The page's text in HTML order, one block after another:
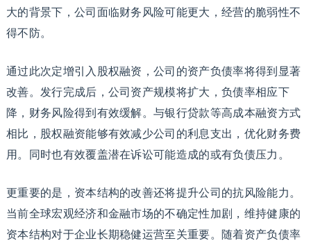
大的背景下，公司面临财务风险可能更大，经营的脆弱性不
得不防。
通过此次定增引入股权融资，公司的资产负债率将得到显著
改善。发行完成后，公司资产规模将扩大，负债率相应下
降，财务风险得到有效缓解。与银行贷款等高成本融资方式
相比，股权融资能够有效减少公司的利息支出，优化财务费
用。同时也有效覆盖潜在诉讼可能造成的或有负债压力。
更重要的是，资本结构的改善还将提升公司的抗风险能力。
当前全球宏观经济和金融市场的不确定性加剧，维持健康的
资本结构对于企业长期稳健运营至关重要。随着资产负债率